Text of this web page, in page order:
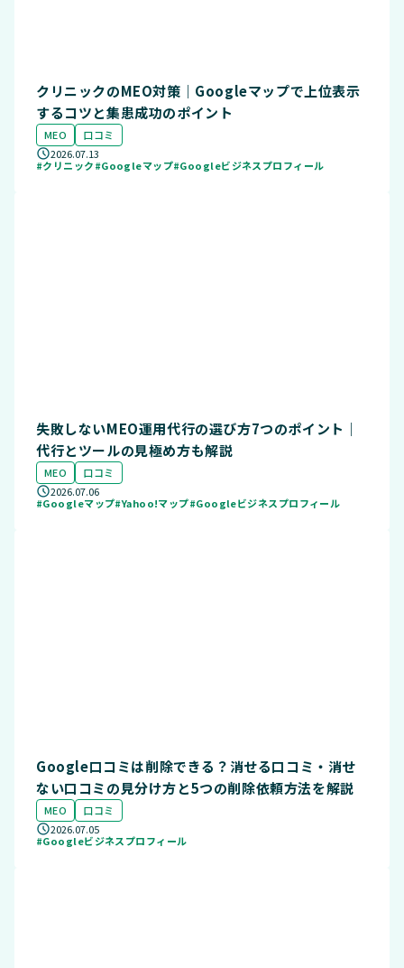
クリニックのMEO対策｜Googleマップで上位表示
するコツと集患成功のポイント
MEO
口コミ
2026.07.13
#クリニック#Googleマップ#Googleビジネスプロフィール
失敗しないMEO運用代行の選び方7つのポイント｜
代行とツールの見極め方も解説
MEO
口コミ
2026.07.06
#Googleマップ#Yahoo!マップ#Googleビジネスプロフィール
Google口コミは削除できる？消せる口コミ・消せ
ない口コミの見分け方と5つの削除依頼方法を解説
MEO
口コミ
2026.07.05
#Googleビジネスプロフィール